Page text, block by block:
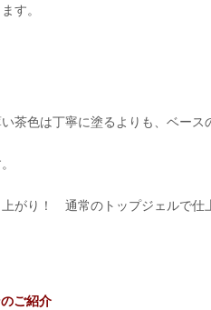
す。
茶色は丁寧に塗るよりも、ベー
がり！ 通常のトップジェルで
ご紹介